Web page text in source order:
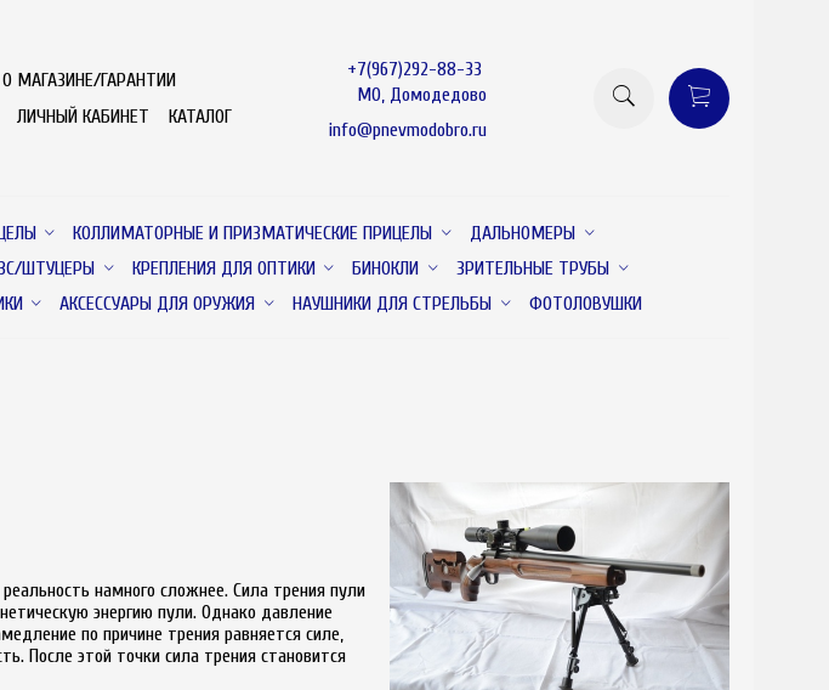
О МАГАЗИНЕ/ГАРАНТИИ
ЛИЧНЫЙ КАБИНЕТ КАТАЛОГ
+7(967)292-88-33
МО, Домодедово
info@pnevmodobro.ru
КОЛЛИМАТОРНЫЕ И ПРИЗМАТИЧЕСКИЕ ПРИЦЕЛЫ
ДАЛЬНОМЕРЫ
ШТУЦЕРЫ КРЕПЛЕНИЯ ДЛЯ ОПТИКИ БИНОКЛИ
ЗРИТЕЛЬНЫЕ ТРУБЫ
АКСЕССУАРЫ ДЛЯ ОРУЖИЯ НАУШНИКИ ДЛЯ СТРЕЛЬБЫ ФОТОЛОВУШКИ
намного сложнее. Сила трения пули
энергию пули. Однако давление
по причине трения равняется силе,
После этой точки сила трения становится